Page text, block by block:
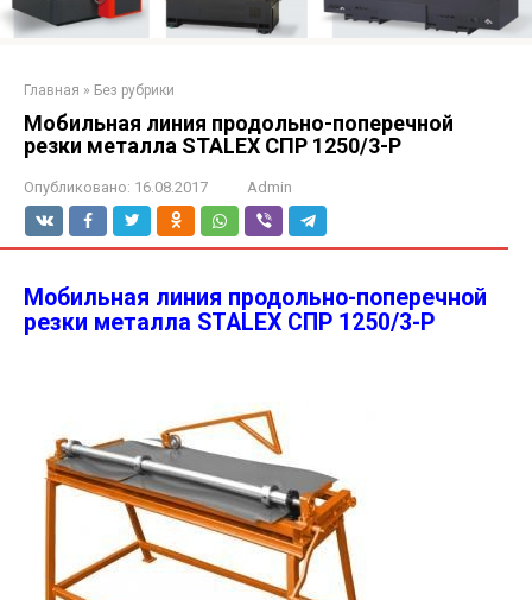
Главная » Без рубрики
Мобильная линия продольно-поперечной
резки металла STALEX СПР 1250/3-Р
Опубликовано: 16.08.2017 Admin
Мобильная линия продольно-поперечной
резки металла STALEX СПР 1250/3-Р